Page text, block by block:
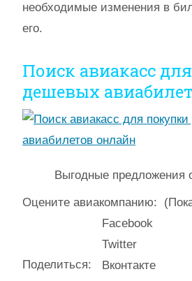
необходимые изменения в
его.
Поиск авиакасс
дешевых
Выгодные предложения
Оцените авиакомпанию:
Поделиться:
Facebook
Twitter
Вконтакте